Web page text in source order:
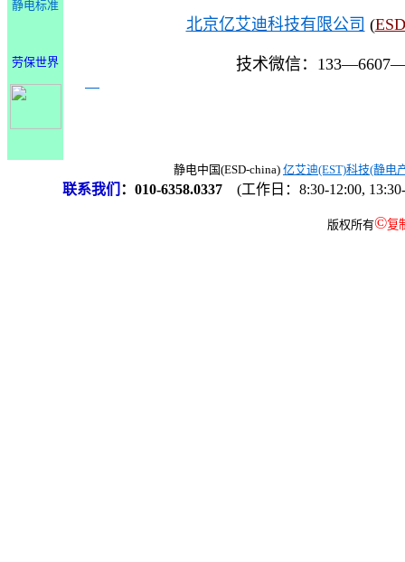
静电标准
劳保世界
北京亿艾迪科技有限公司 (
技术微信：
静电中国(ESD-china) 亿艾迪(EST)科技(静电
联系我们 ： 010-6358.0337 (工作日：8:30-12:00,
版权所有©复